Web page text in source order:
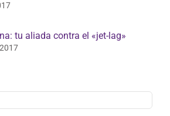
tu aliada contra el «jet-lag»